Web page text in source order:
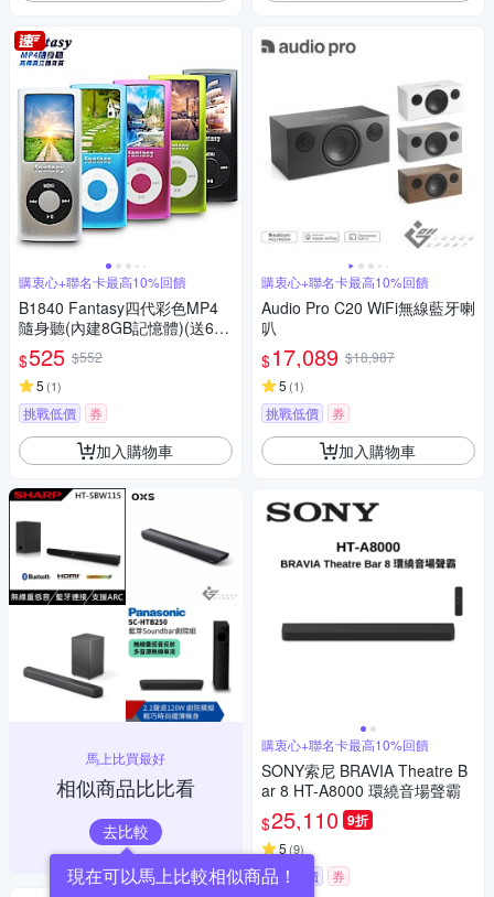
購衷心+聯名卡最高10%回饋
B1840 Fantasy四代彩色MP4
隨身聽(內建8GB記憶體)(送6大
禮)
$525 $552
5 (1)
挑戰低價 券
加入購物車
馬上比買最好
相似商品比比看
去比較
購衷心+聯名卡最高10%回饋
Audio Pro C20 WiFi無線藍牙喇
叭
$17,089 $18,987
5 (1)
挑戰低價 券
加入購物車
購衷心+聯名卡最高10%回饋
SONY索尼 BRAVIA Theatre B
ar 8 HT-A8000 環繞音場聲霸
$25,110 9折
5(9)
挑戰低價 券